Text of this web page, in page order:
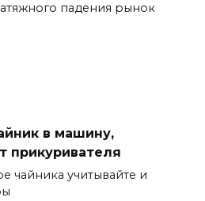
падения рынок
в машину,
прикуривателя
чайника учитывайте и